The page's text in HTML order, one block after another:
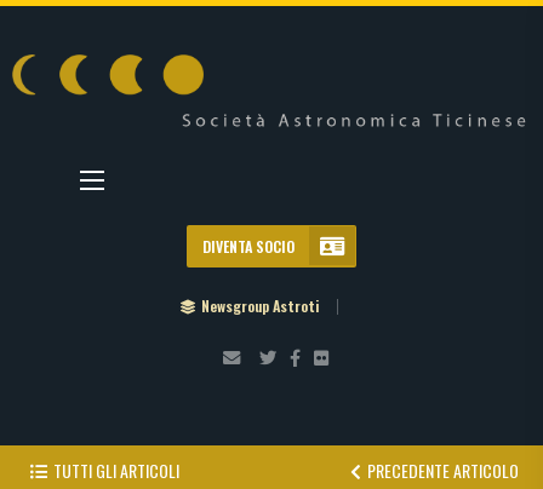
DIVENTA SOCIO
Newsgroup Astroti
TUTTI GLI ARTICOLI
PRECEDENTE ARTICOLO